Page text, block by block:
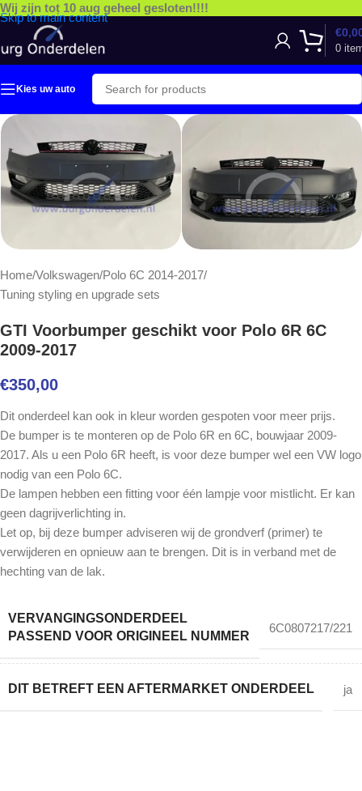
Skip to main content
Wij zijn tot 10 aug geheel gesloten!!!!
0
€
Kies uw auto
Home/Volkswagen/Polo 6C 2014-2017/
Tuning styling en upgrade sets
GTI Voorbumper geschikt voor Polo 6R 6C
2009-2017
€350,00
Dit onderdeel kan ook in kleur worden gespoten voor meer prijs.
De bumper is te monteren op de Polo 6R en 6C, bouwjaar 2009-
2017. Als u een Polo 6R heeft, is voor deze bumper wel een VW logo
nodig van een Polo 6C.
De lampen hebben een fitting voor één lampje voor mistlicht. Er kan
geen dagrijverlichting in.
Let op, bij deze bumper adviseren wij de grondverf (primer) te
verwijderen en opnieuw aan te brengen. Dit is in verband met de
hechting van de lak.
VERVANGINGSONDERDEEL
PASSEND VOOR ORIGINEEL NUMMER
6C0807217/221
DIT BETREFT EEN AFTERMARKET ONDERDEEL ja